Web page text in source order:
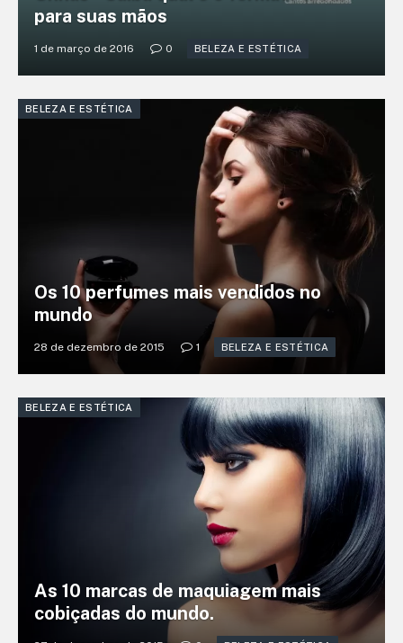
para suas mãos
1 de março de 2016 0 BELEZA E ESTÉTICA
BELEZA E ESTÉTICA
Os 10 perfumes mais vendidos no
mundo
28 de dezembro de 2015 1 BELEZA E ESTÉTICA
BELEZA E ESTÉTICA
As 10 marcas de maquiagem mais
cobiçadas do mundo.